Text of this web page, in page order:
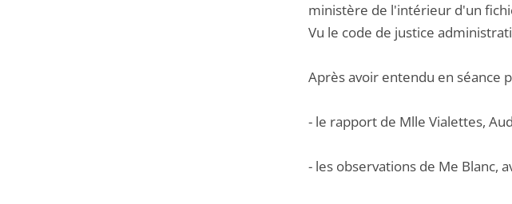
ministère de l'intérieur d'un
Vu le code de justice
Après avoir entendu en séance
- le rapport de Mlle Vialettes,
- les observations de Me Blanc,